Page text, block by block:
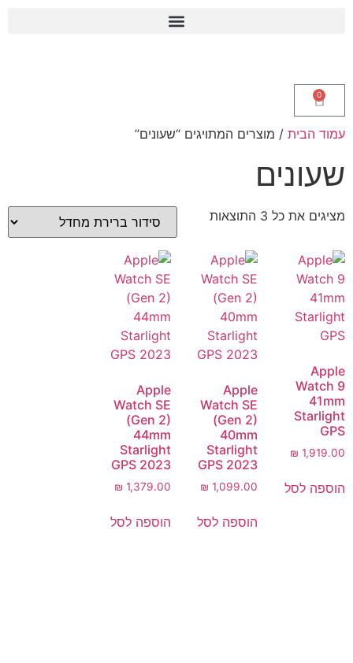
0
עמוד הבית / מוצרים המתויגים “שעונים”
שעונים
מציגים את כל ⁦3⁩ התוצאות
Apple
Watch 9
41mm
Starlight
GPS
₪ 1,919.00
הוספה לסל
Apple
Watch SE
(Gen 2)
40mm
Starlight
GPS 2023
₪ 1,099.00
הוספה לסל
Apple
Watch SE
(Gen 2)
44mm
Starlight
GPS 2023
₪ 1,379.00
הוספה לסל